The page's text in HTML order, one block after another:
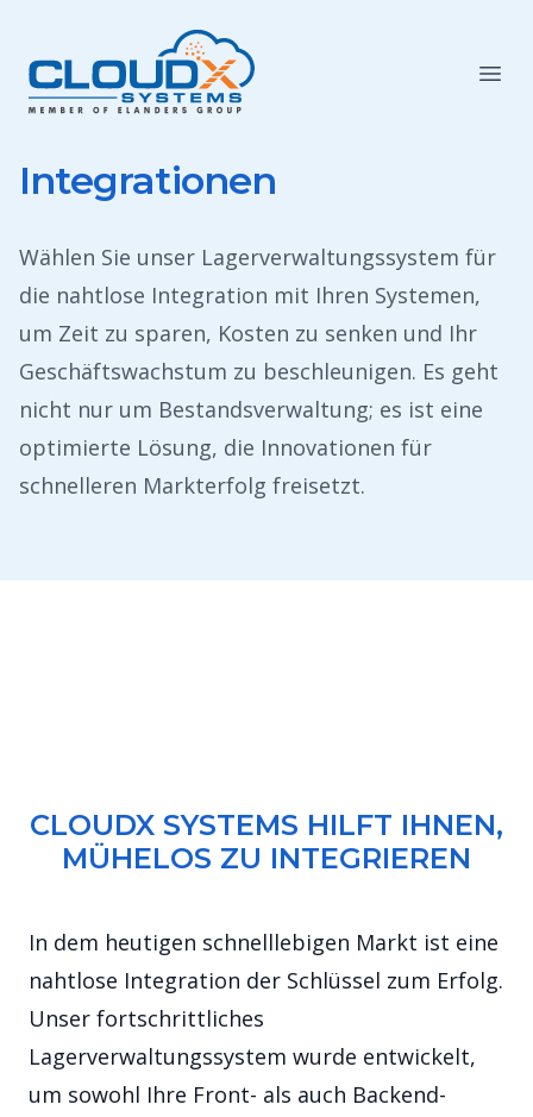
Integrationen
Wählen Sie unser Lagerverwaltungssystem für
die nahtlose Integration mit Ihren Systemen,
um Zeit zu sparen, Kosten zu senken und Ihr
Geschäftswachstum zu beschleunigen. Es geht
nicht nur um Bestandsverwaltung; es ist eine
optimierte Lösung, die Innovationen für
schnelleren Markterfolg freisetzt.
CLOUDX SYSTEMS HILFT IHNEN,
MÜHELOS ZU INTEGRIEREN
In dem heutigen schnelllebigen Markt ist eine
nahtlose Integration der Schlüssel zum Erfolg.
Unser fortschrittliches
Lagerverwaltungssystem wurde entwickelt,
um sowohl Ihre Front- als auch Backend-